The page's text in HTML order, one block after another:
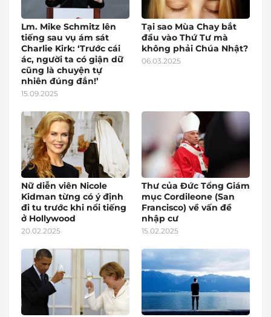
Lm. Mike Schmitz lên
tiếng sau vụ ám sát
Charlie Kirk: ‘Trước cái
ác, người ta có giận dữ
cũng là chuyện tự
nhiên đúng đắn!’
15.09.2025
Tại sao Mùa Chay bắt
đầu vào Thứ Tư mà
không phải Chúa Nhật?
06.03.2025
Nữ diễn viên Nicole
Kidman từng có ý định
đi tu trước khi nổi tiếng
ở Hollywood
20.02.2025
Thư của Đức Tổng Giám
mục Cordileone (San
Francisco) về vấn đề
nhập cư
15.02.2025